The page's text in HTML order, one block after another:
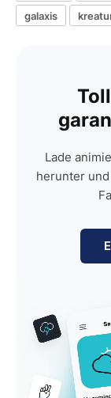
galaxis
Lade
herunter